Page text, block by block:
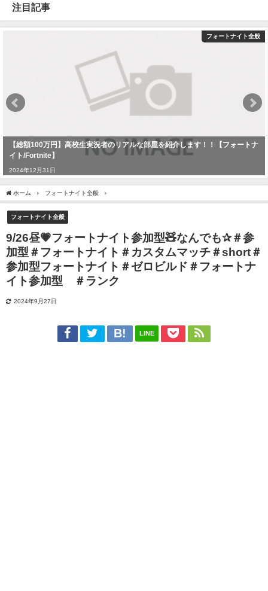
注目記事
フォートナイト全般
【総額100万円】高校生実況者のリアルな部屋を紹介します！！【フォートナ
イト/Fortnite】
2024年12月31日
ホーム フォートナイト全般
フォートナイト全般
9/26昼💗フォートナイト参加型🧸なんでも✰＃参
加型＃フォートナイト＃カスタムマッチ＃short＃
参加型フォートナイト＃ゼロビルド＃フォートナ
イト参加型 ＃ランク
2024年9月27日
LINE